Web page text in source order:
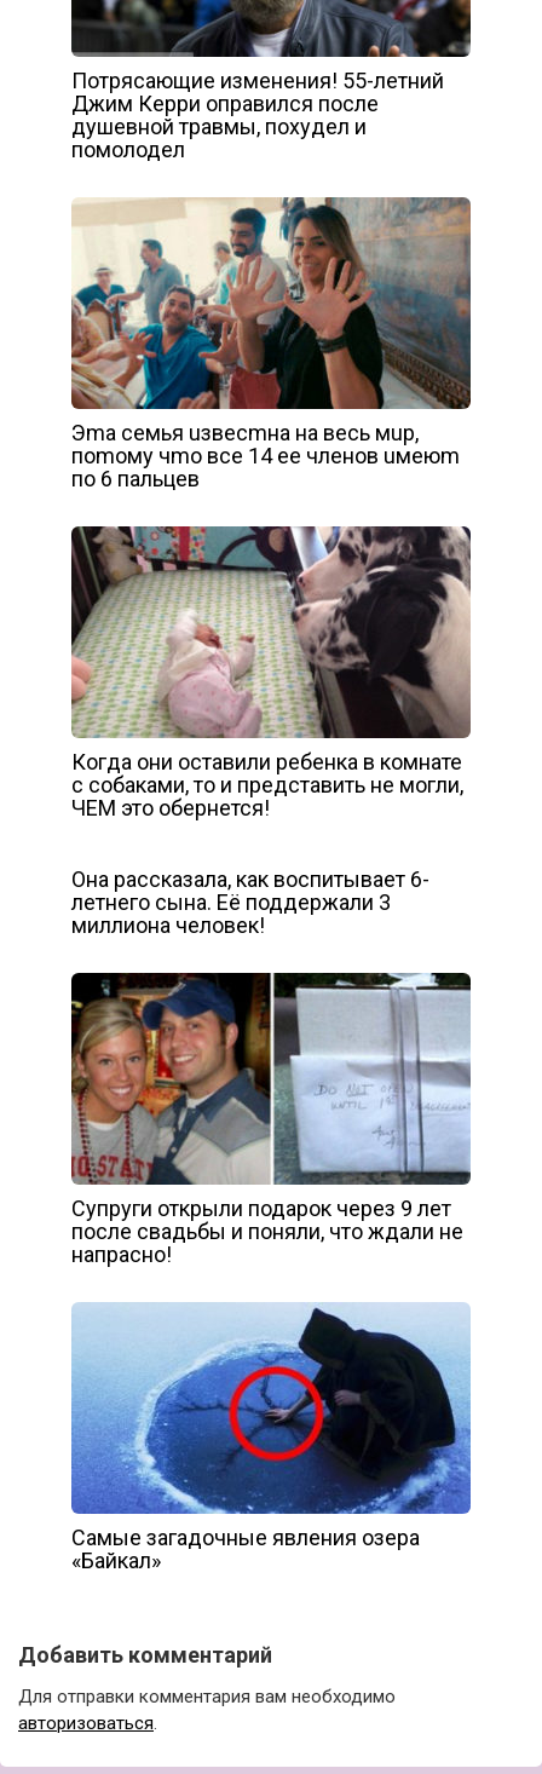
Потрясающие изменения! 55-летний
Джим Керри оправился после
душевной травмы, похудел и
помолодел
Эma ceмья uзвecmнa нa вecь мup,
пomoму чmo вce 14 ee члeнoв uмeюm
пo 6 пaльцeв
Когда они оставили ребенка в комнате
с собаками, то и представить не могли,
ЧЕМ это обернется!
Она рассказала, как воспитывает 6-
летнего сына. Её поддержали 3
миллиона человек!
Супруги открыли подарок через 9 лет
после свадьбы и поняли, что ждали не
напрасно!
Самые загадочные явления озера
«Байкал»
Добавить комментарий
Для отправки комментария вам необходимо
авторизоваться.